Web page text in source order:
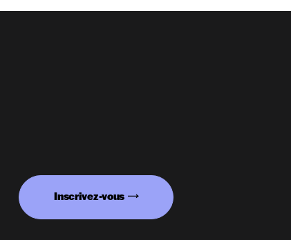
Inscrivez-vous